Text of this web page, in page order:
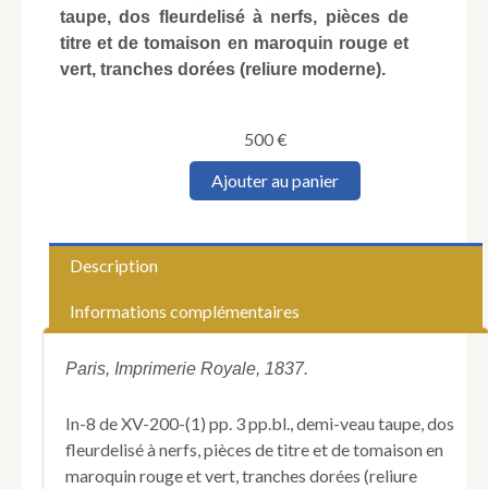
taupe, dos fleurdelisé à nerfs, pièces de
titre et de tomaison en maroquin rouge et
vert, tranches dorées (reliure moderne).
500€
quantité
d'Orléans).
Mémoires
duc
(Antoine-
Philippe
d'Orléans)
Ajouter au panier
Description
Informations complémentaires
Paris, Imprimerie Royale, 1837.
In-8 de XV-200-(1) pp. 3 pp.bl., demi-veau taupe, dos
fleurdelisé à nerfs, pièces de titre et de tomaison en
maroquin rouge et vert, tranches dorées (reliure